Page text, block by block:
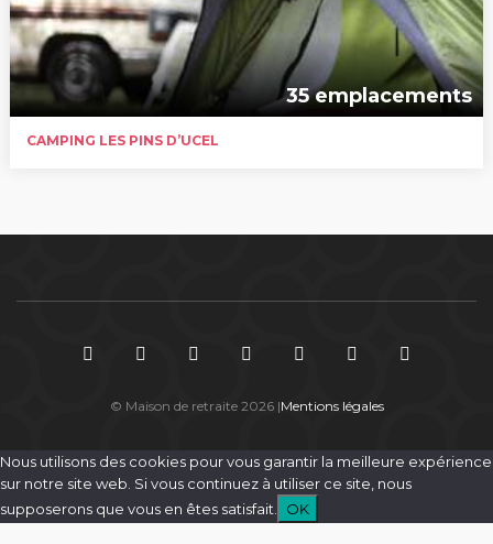
35 emplacements
CAMPING LES PINS D’UCEL
© Maison de retraite 2026 |Mentions légales
Nous utilisons des cookies pour vous garantir la meilleure expérience
sur notre site web. Si vous continuez à utiliser ce site, nous
supposerons que vous en êtes satisfait.
OK